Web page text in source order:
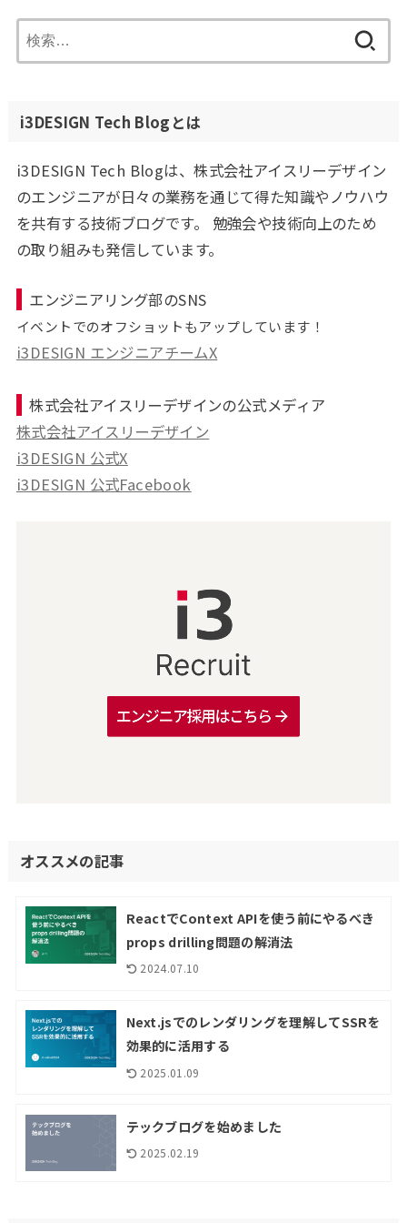
索:
i3DESIGN Tech Blogとは
i3DESIGN Tech Blogは、株式会社アイスリーデザイン
のエンジニアが日々の業務を通じて得た知識やノウハウ
を共有する技術ブログです。 勉強会や技術向上のため
の取り組みも発信しています。
エンジニアリング部のSNS
イベントでのオフショットもアップしています！
i3DESIGN エンジニアチームX
株式会社アイスリーデザインの公式メディア
株式会社アイスリーデザイン
i3DESIGN 公式X
i3DESIGN 公式Facebook
オススメの記事
ReactでContext APIを使う前にやるべき
props drilling問題の解消法
2024.07.10
Next.jsでのレンダリングを理解してSSRを
効果的に活用する
2025.01.09
テックブログを始めました
2025.02.19